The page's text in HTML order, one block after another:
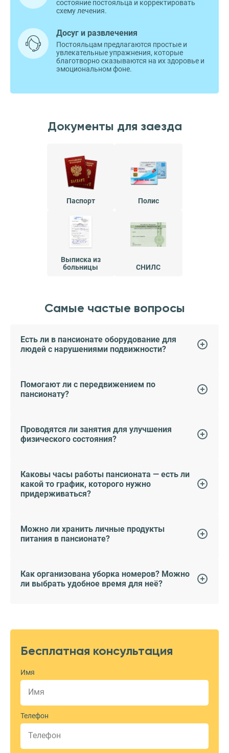
состояние постояльца и корректировать
схему лечения.
Досуг и развлечения
Постояльцам предлагаются простые и
увлекательные упражнения, которые
благотворно сказываются на их здоровье и
эмоциональном фоне.
Документы для заезда
Паспорт Полис
Выписка из
больницы
СНИЛС
Самые частые вопросы
Есть ли в пансионате оборудование для
людей с нарушениями подвижности?
Помогают ли с передвижением по
пансионату?
Проводятся ли занятия для улучшения
физического состояния?
Каковы часы работы пансионата — есть ли
какой то график, которого нужно
придерживаться?
Можно ли хранить личные продукты
питания в пансионате?
Как организована уборка номеров? Можно
ли выбрать удобное время для неё?
Бесплатная консультация
Имя
Телефон